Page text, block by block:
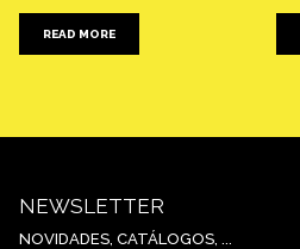
READ MORE
NEWSLETTER
NOVIDADES, CATÁLOGOS, ...